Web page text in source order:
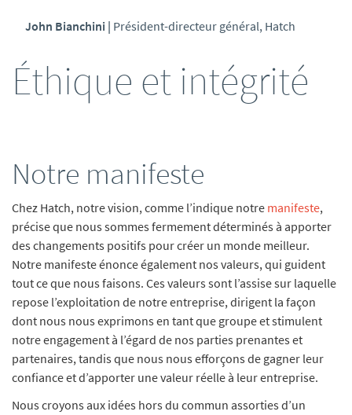
John Bianchini | Président-directeur général, Hatch
Éthique et intégrité
Notre manifeste
Chez Hatch, notre vision, comme l’indique notre manifeste,
précise que nous sommes fermement déterminés à apporter
des changements positifs pour créer un monde meilleur.
Notre manifeste énonce également nos valeurs, qui guident
tout ce que nous faisons. Ces valeurs sont l’assise sur laquelle
repose l’exploitation de notre entreprise, dirigent la façon
dont nous nous exprimons en tant que groupe et stimulent
notre engagement à l’égard de nos parties prenantes et
partenaires, tandis que nous nous efforçons de gagner leur
confiance et d’apporter une valeur réelle à leur entreprise.
Nous croyons aux idées hors du commun assorties d’un